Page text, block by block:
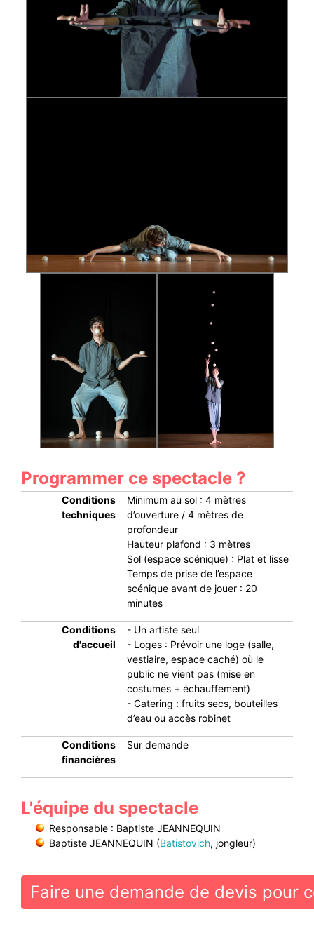
Programmer ce spectacle ?
Conditions
techniques
Minimum au sol : 4 mètres
d’ouverture / 4 mètres de
profondeur
Hauteur plafond : 3 mètres
Sol (espace scénique) : Plat et lisse
Temps de prise de l’espace
scénique avant de jouer : 20
minutes
Conditions
d'accueil
- Un artiste seul
- Loges : Prévoir une loge (salle,
vestiaire, espace caché) où le
public ne vient pas (mise en
costumes + échauffement)
- Catering : fruits secs, bouteilles
d’eau ou accès robinet
Conditions
financières
Sur demande
L'équipe du spectacle
Responsable : Baptiste JEANNEQUIN
Baptiste JEANNEQUIN (Batistovich, jongleur)
Faire une demande de devis pour